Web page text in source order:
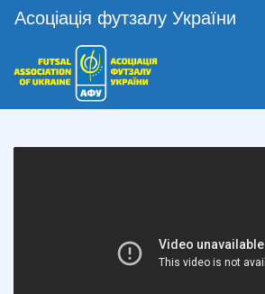
Асоціація футзалу України